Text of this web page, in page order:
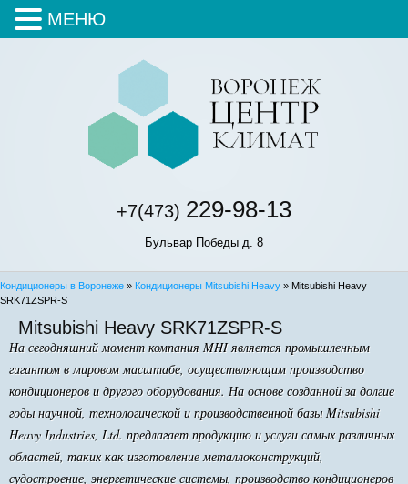
+7(473) 229-98-13
Бульвар Победы д. 8
Кондиционеры в Воронеже » Кондиционеры Mitsubishi Heavy » Mitsubishi Heavy
SRK71ZSPR-S
Mitsubishi Heavy SRK71ZSPR-S
На сегодняшний момент компания MHI является промышленным
гигантом в мировом масштабе, осуществляющим производство
кондиционеров и другого оборудования. На основе созданной за долгие
годы научной, технологической и производственной базы Mitsubishi
Heavy Industries, Ltd. предлагает продукцию и услуги самых различных
областей, таких как изготовление металлоконструкций,
судостроение, энергетические системы, производство кондиционеров
МЕНЮ